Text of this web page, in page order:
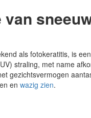
van
als fotokeratitis, is
straling, met name
gezichtsvermogen
en wazig zien.